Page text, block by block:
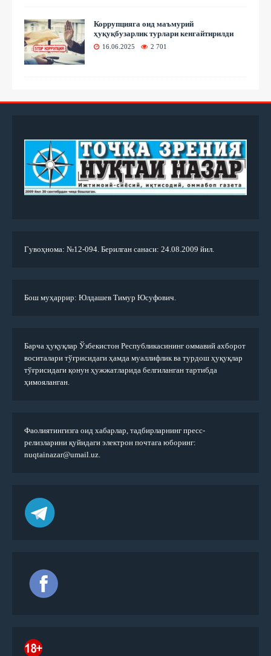
Коррупцияга оид маъмурий
ҳуқуқбузарлик турлари кенгайтирилди
16.06.2025 2 701
Гувоҳнома: №12-094. Берилган санаси: 24.08.2009 йил.
Бош муҳаррир: Юлдашев Тимур Юсуфович.
Барча ҳуқуқлар Ўзбекистон Республикасининг оммавий ахборот
воситалари тўғрисидаги ҳамда муаллифлик ва турдош ҳуқуқлар
тўғрисидаги қонун ҳужжатларида белгиланган тартибда
ҳимояланган.
Фаолиятингизга оид хабарлар, тадбирларнинг пресс-
релизларини қуйидаги электрон почтага юборинг:
nuqtainazar@umail.uz.